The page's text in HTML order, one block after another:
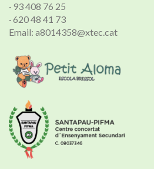
· 93 408 76 25
· 620 48 41 73
Email: a8014358@xtec.cat